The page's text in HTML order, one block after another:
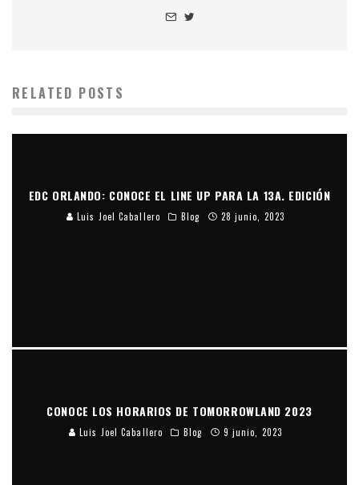
RELATED POSTS
EDC ORLANDO: CONOCE EL LINE UP PARA LA 13A. EDICIÓN
Luis Joel Caballero Blog 28 junio, 2023
CONOCE LOS HORARIOS DE TOMORROWLAND 2023
Luis Joel Caballero Blog 9 junio, 2023